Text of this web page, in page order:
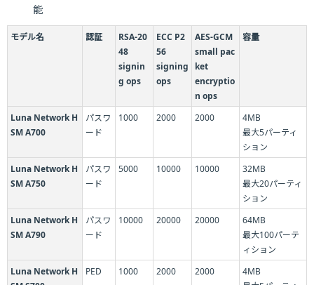
能
モデル名 認証
RSA-20
48
signin
g ops
ECC P2
56
signing
ops
AES-GCM
small pac
ket
encryptio
n ops
容量
Luna Network H
SM A700
パスワ
ード
1000 2000 2000
4MB
最大5パーティ
ション
Luna Network H
SM A750
パスワ
ード
5000 10000 10000
32MB
最大20パーティ
ション
Luna Network H
SM A790
パスワ
ード
10000 20000 20000
64MB
最大100パーテ
ィション
Luna Network H
PED 1000 2000 2000
4MB